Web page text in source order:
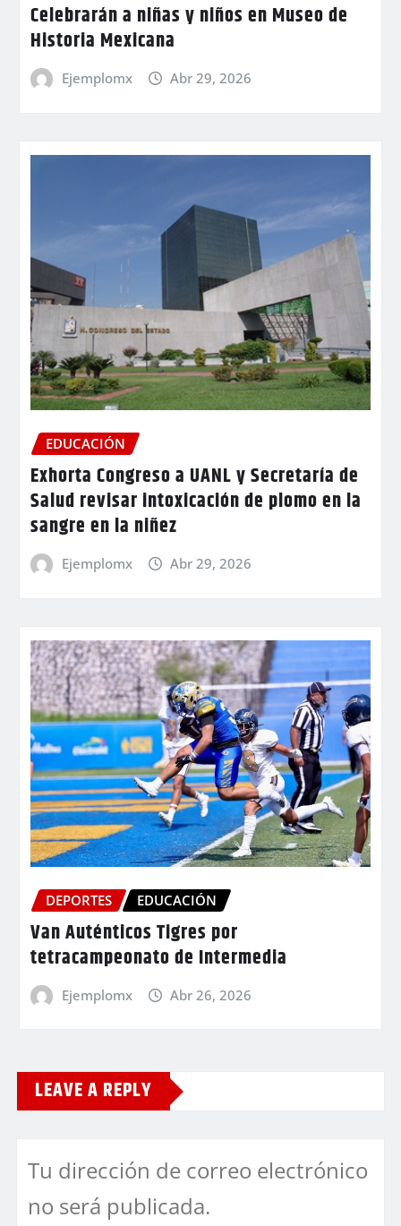
Celebrarán a niñas y niños en Museo de
Historia Mexicana
Ejemplomx Abr 29, 2026
EDUCACIÓN
Exhorta Congreso a UANL y Secretaría de
Salud revisar intoxicación de plomo en la
sangre en la niñez
Ejemplomx Abr 29, 2026
DEPORTES EDUCACIÓN
Van Auténticos Tigres por
tetracampeonato de Intermedia
Ejemplomx Abr 26, 2026
LEAVE A REPLY
Tu dirección de correo electrónico
no será publicada.